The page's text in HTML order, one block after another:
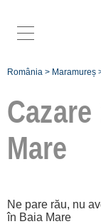
România > Maramureș
Cazare
Mare
Ne pare rău, nu
în Baia Mare
Caută mai
Baia Mare: